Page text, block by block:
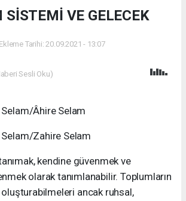
SİSTEMİ VE GELECEK
Ekleme Tarihi: 20.09.2021 - 13:07
Sesli Oku)
Selam/Âhire Selam
Selam/Zahire Selam
kendine güvenmek ve
olarak tanımlanabilir. Toplumların
oluşturabilmeleri ancak ruhsal,